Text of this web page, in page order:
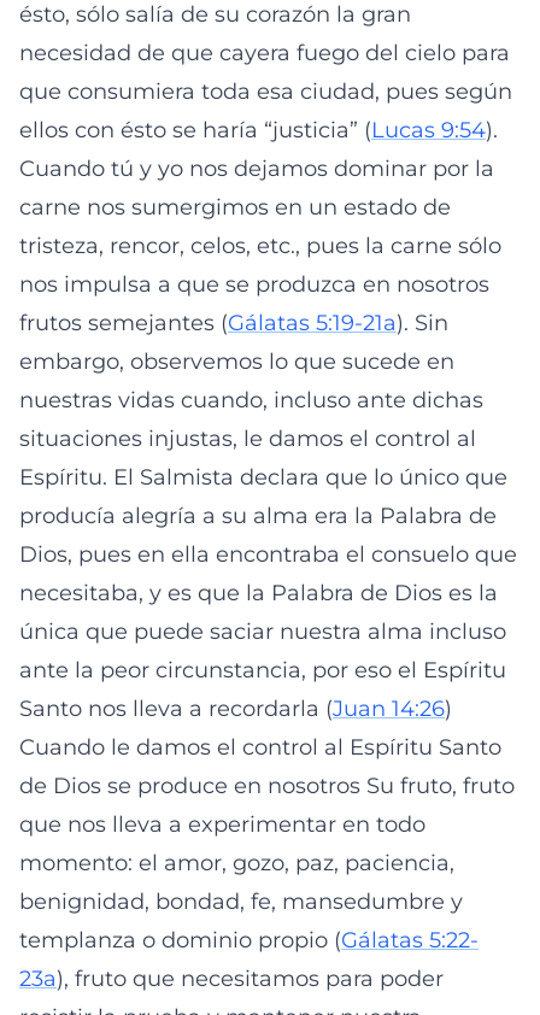
ésto, sólo salía de su corazón la gran
necesidad de que cayera fuego del cielo para
que consumiera toda esa ciudad, pues según
ellos con ésto se haría “justicia” (Lucas 9:54).
Cuando tú y yo nos dejamos dominar por la
carne nos sumergimos en un estado de
tristeza, rencor, celos, etc., pues la carne sólo
nos impulsa a que se produzca en nosotros
frutos semejantes (Gálatas 5:19-21a). Sin
embargo, observemos lo que sucede en
nuestras vidas cuando, incluso ante dichas
situaciones injustas, le damos el control al
Espíritu. El Salmista declara que lo único que
producía alegría a su alma era la Palabra de
Dios, pues en ella encontraba el consuelo que
necesitaba, y es que la Palabra de Dios es la
única que puede saciar nuestra alma incluso
ante la peor circunstancia, por eso el Espíritu
Santo nos lleva a recordarla (Juan 14:26)
Cuando le damos el control al Espíritu Santo
de Dios se produce en nosotros Su fruto, fruto
que nos lleva a experimentar en todo
momento: el amor, gozo, paz, paciencia,
benignidad, bondad, fe, mansedumbre y
templanza o dominio propio (Gálatas 5:22-
23a), fruto que necesitamos para poder